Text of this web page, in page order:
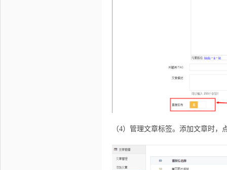
（4）管理文章标签。添加文章时